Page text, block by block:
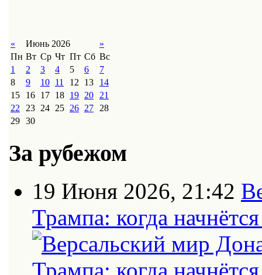
« Июнь 2026
»
Пн Вт Ср Чт Пт Сб Вс
1
2 3 4 5 6
7
8
9 10 11 12 13
14
15
16 17 18 19 20
21
22
23 24 25 26 27
28
29 30
За рубежом
19 Июня 2026, 21:42
Трампа: когда